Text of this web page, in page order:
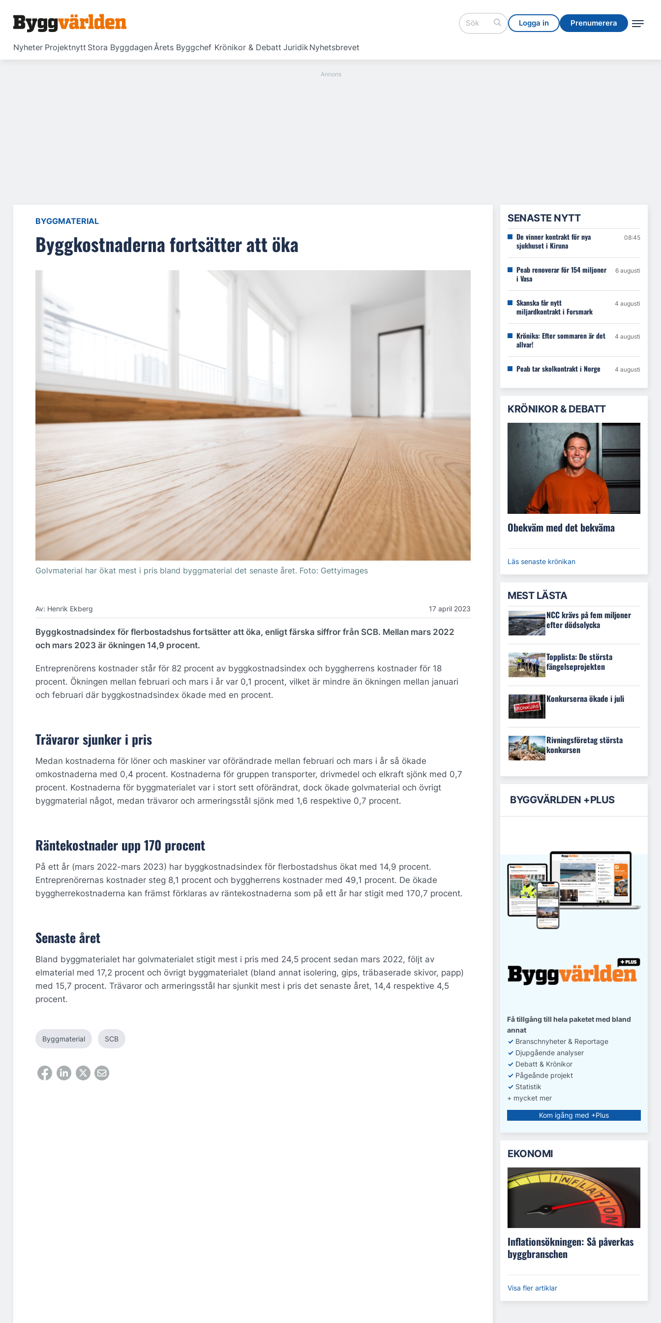
Logga in Prenumerera
Nyheter Projektnytt Stora ByggdagenÅrets Byggchef Krönikor & Debatt JuridikNyhetsbrevet
Logga in Prenumerera
BYGGMATERIAL
Byggkostnaderna fortsätter att öka
Golvmaterial har ökat mest i pris bland byggmaterial det senaste året. Foto: Gettyimages
Av: Henrik Ekberg 17 april 2023
Byggkostnadsindex för flerbostadshus fortsätter att öka, enligt färska siffror från SCB. Mellan mars 2022
och mars 2023 är ökningen 14,9 procent.
Entreprenörens kostnader står för 82 procent av byggkostnadsindex och byggherrens kostnader för 18
procent. Ökningen mellan februari och mars i år var 0,1 procent, vilket är mindre än ökningen mellan januari
och februari där byggkostnadsindex ökade med en procent.
Trävaror sjunker i pris
Medan kostnaderna för löner och maskiner var oförändrade mellan februari och mars i år så ökade
omkostnaderna med 0,4 procent. Kostnaderna för gruppen transporter, drivmedel och elkraft sjönk med 0,7
procent. Kostnaderna för byggmaterialet var i stort sett oförändrat, dock ökade golvmaterial och övrigt
byggmaterial något, medan trävaror och armeringsstål sjönk med 1,6 respektive 0,7 procent.
Räntekostnader upp 170 procent
På ett år (mars 2022-mars 2023) har byggkostnadsindex för flerbostadshus ökat med 14,9 procent.
Entreprenörernas kostnader steg 8,1 procent och byggherrens kostnader med 49,1 procent. De ökade
byggherrekostnaderna kan främst förklaras av räntekostnaderna som på ett år har stigit med 170,7 procent.
Senaste året
Bland byggmaterialet har golvmaterialet stigit mest i pris med 24,5 procent sedan mars 2022, följt av
elmaterial med 17,2 procent och övrigt byggmaterialet (bland annat isolering, gips, träbaserade skivor, papp)
med 15,7 procent. Trävaror och armeringsstål har sjunkit mest i pris det senaste året, 14,4 respektive 4,5
procent.
Byggmaterial SCB
SENASTE NYTT
De vinner kontrakt för nya
sjukhuset i Kiruna
08:45
Peab renoverar för 154 miljoner
i Vasa
6 augusti
Skanska får nytt
miljardkontrakt i Forsmark
4 augusti
Krönika: Efter sommaren är det
allvar!
4 augusti
Peab tar skolkontrakt i Norge 4 augusti
KRÖNIKOR & DEBATT
Obekväm med det bekväma
Läs senaste krönikan
MEST LÄSTA
NCC krävs på fem miljoner
efter dödsolycka
Topplista: De största
fängelseprojekten
Konkurserna ökade i juli
Rivningsföretag största
konkursen
BYGGVÄRLDEN +PLUS
Få tillgång till hela paketet med bland
annat
✓ Branschnyheter & Reportage
✓ Djupgående analyser
✓ Debatt & Krönikor
✓ Pågeånde projekt
✓ Statistik
+ mycket mer
Kom igång med +Plus
EKONOMI
Inflationsökningen: Så påverkas
byggbranschen
Visa fler artiklar